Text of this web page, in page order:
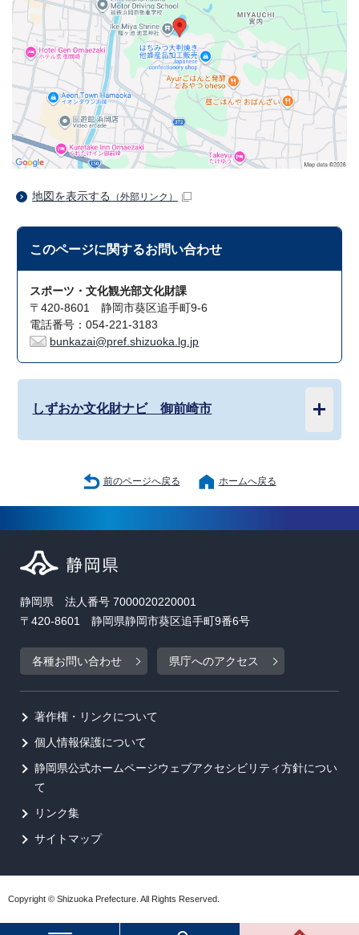
地図を表示する （外部リンク）
このページに関するお問い合わせ
スポーツ・文化観光部文化財課
〒420-8601 静岡市葵区追手町9-6
電話番号：054-221-3183
bunkazai@pref.shizuoka.lg.jp
しずおか文化財ナビ 御前崎市
前のページへ戻る ホームへ戻る
静岡県 法人番号 7000020220001
〒420-8601 静岡県静岡市葵区追手町9番6号
各種お問い合わせ 県庁へのアクセス
著作権・リンクについて
個人情報保護について
静岡県公式ホームページウェブアクセシビリティ方針につい
て
リンク集
サイトマップ
Copyright © Shizuoka Prefecture. All Rights Reserved.